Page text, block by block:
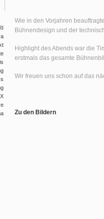
Wie in den Vorjahren
Bühnendesign und der
Highlight des Abends war die
erstmals das gesamte
Wir freuen uns schon auf das
Zu den Bildern